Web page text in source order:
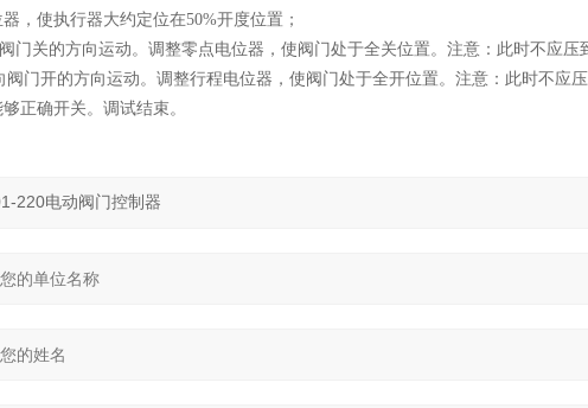
，使执行器大约定位在50%开度位置；
门关的方向运动。调整零点电位器，使阀门处于全关位置。注意：此时不应压
阀门开的方向运动。调整行程电位器，使阀门处于全开位置。注意：此时不应压
正确开关。调试结束。